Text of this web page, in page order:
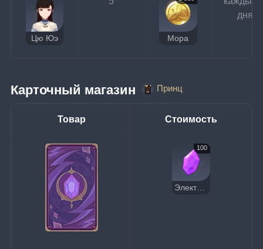
Цю Юэ Мора
дня
Карточный магазин Принц
Товар Стоимость
100
Электро кристалл